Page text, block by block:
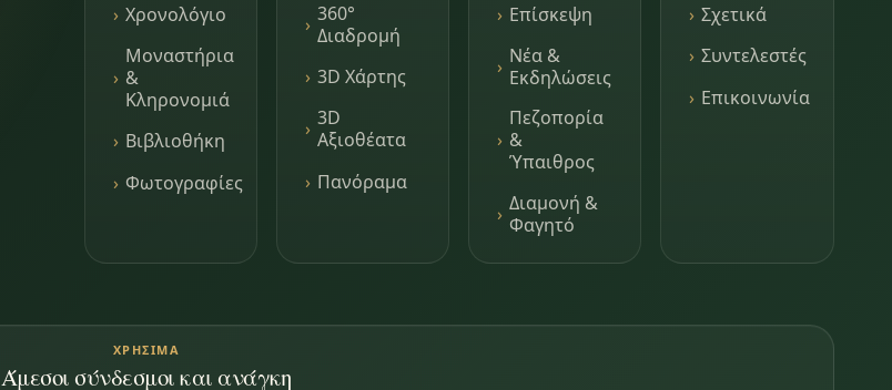
Χρονολόγιο
Μοναστήρια
&
Κληρονομιά
Βιβλιοθήκη
Φωτογραφίες
360°
Διαδρομή
3D Χάρτης
3D
Αξιοθέατα
Πανόραμα
Επίσκεψη
Νέα &
Εκδηλώσεις
Πεζοπορία
&
Ύπαιθρος
Διαμονή &
Φαγητό
Σχετικά
Συντελεστές
Επικοινωνία
ΧΡΉΣΙΜΑ
Άμεσοι σύνδεσμοι και ανάγκη